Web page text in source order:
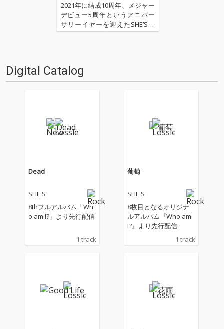
あげた〈SHE’S in BUDOKAN〉
ライヴレポート
2021年に結成10周年、メジャー
デビュー5周年というアニバー
サリーイヤーを迎えたSHE’S。
様々な周年企画を行ってきた彼
自身最大キャパとなるワンマ
ン・ライヴ〈SHE…
Digital Catalog
Dead
SHE'S
8thフルアルバム「Wh
o am I?」より先行配信
1 track
葡萄
SHE'S
8枚目となるオリジナ
ルアルバム『Who am
I?』より先行配信
1 track